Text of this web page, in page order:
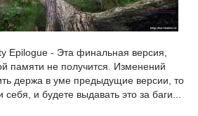
Epilogue - Эта финальная версия,
памяти не получится. Изменений
держа в уме предыдущие версии, то
себя, и будете выдавать это за баги...